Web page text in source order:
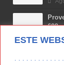
ESTE
. . . . . . . . . . .
698